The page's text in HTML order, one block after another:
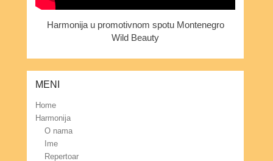
Harmonija u promotivnom spotu Montenegro
Wild Beauty
MENI
Home
Harmonija
O nama
Ime
Repertoar